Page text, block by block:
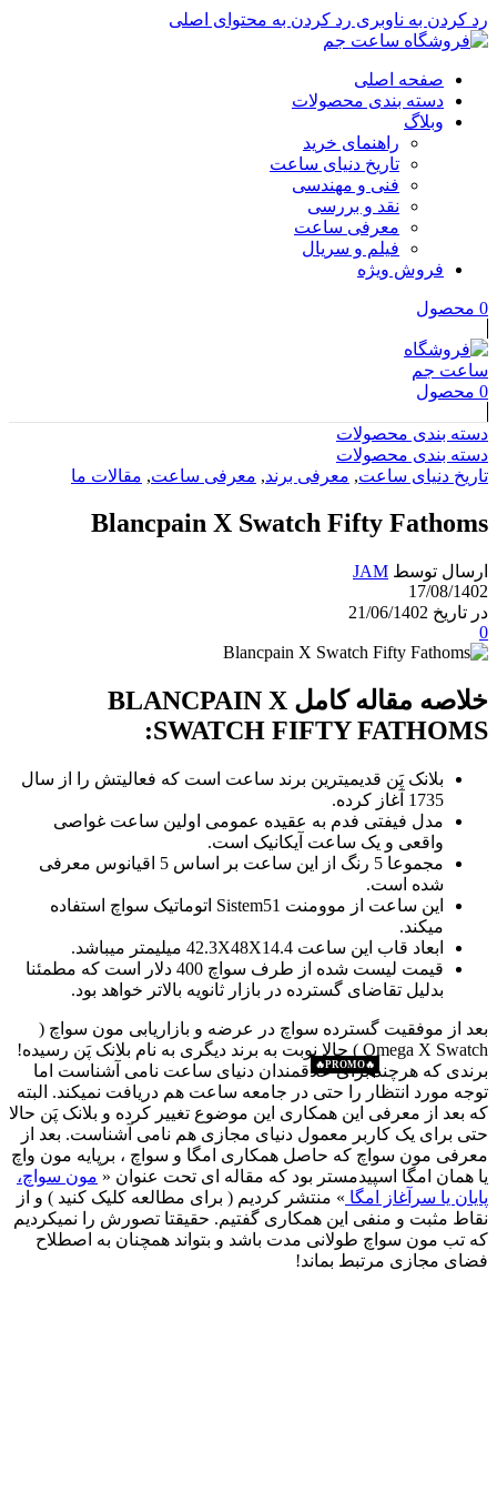
رد کردن به ناوبری رد کردن به محتوای اصلی
صفحه اصلی
دسته بندی محصولات
وبلاگ
راهنمای خرید
تاریخ دنیای ساعت
فنی و مهندسی
نقد و بررسی
معرفی ساعت
فیلم و سریال
فروش ویژه
🔥PROMO🔥
0 محصول
0 محصول
دسته بندی محصولات
دسته بندی محصولات
تاریخ دنیای ساعت, معرفی برند, معرفی ساعت, مقالات ما
Blancpain X Swatch Fifty Fathoms
ارسال توسط JAM
17/08/1402
در تاریخ 21/06/1402
0
خلاصه مقاله کامل BLANCPAIN X
SWATCH FIFTY FATHOMS:
بلانک پَن قدیمیترین برند ساعت است که فعالیتش را از سال
1735 آغاز کرده.
مدل فیفتی فدم به عقیده عمومی اولین ساعت غواصی
واقعی و یک ساعت آیکانیک است.
مجموعا 5 رنگ از این ساعت بر اساس 5 اقیانوس معرفی
شده است.
این ساعت از موومنت Sistem51 اتوماتیک سواچ استفاده
میکند.
ابعاد قاب این ساعت 42.3X48X14.4 میلیمتر میباشد.
قیمت لیست شده از طرف سواچ 400 دلار است که مطمئنا
بدلیل تقاضای گسترده در بازار ثانویه بالاتر خواهد بود.
بعد از موفقیت گسترده سواچ در عرضه و بازاریابی مون سواچ (
Omega X Swatch ) حالا نوبت به برند دیگری به نام بلانک پَن رسیده!
برندی که هرچند برای علاقمندان دنیای ساعت نامی آشناست اما
توجه مورد انتظار را حتی در جامعه ساعت هم دریافت نمیکند. البته
که بعد از معرفی این همکاری این موضوع تغییر کرده و بلانک پَن حالا
حتی برای یک کاربر معمول دنیای مجازی هم نامی آشناست. بعد از
معرفی مون سواچ که حاصل همکاری امگا و سواچ ، برپایه مون واچ
یا همان امگا اسپیدمستر بود که مقاله ای تحت عنوان « مون سواچ،
پایان یا سرآغاز امگا » منتشر کردیم ( برای مطالعه کلیک کنید ) و از
نقاط مثبت و منفی این همکاری گفتیم. حقیقتا تصورش را نمیکردیم
که تب مون سواچ طولانی مدت باشد و بتواند همچنان به اصطلاح
فضای مجازی مرتبط بماند!
🔥PROMO🔥